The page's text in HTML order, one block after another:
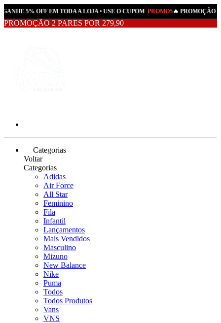
5% OFF EM TODA A LOJA • USE O CUPOM PROMO5🔥 PROMOÇÃO
PROMOÇÃO 2 PARES POR 279,90
Categorias
Voltar
Categorias
Adidas
Air Force
All Star
Feminino
Fila
Infantil
Lançamentos
Mais Vendidos
Masculino
Mizuno
New Balance
Nike
Puma
Todos
Todos Produtos
Vans
VNS